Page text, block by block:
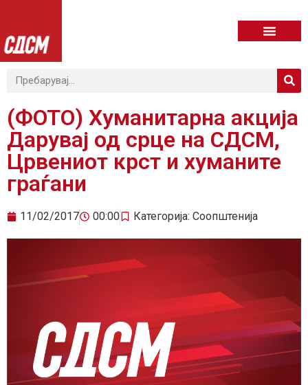
(ФОТО) Хуманитарна акција
Дарувај од срце на СДСМ,
Црвениот крст и хуманите
граѓани
11/02/2017 00:00 Категорија: Соопштенија